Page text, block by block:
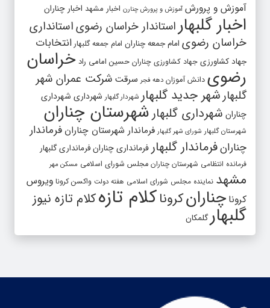
آموزش و پرورش آموزش و پرورش چنارن اخبار مشهد اخبار چناران
اخبار گلبهار استاندار خراسان رضویاستانداری
خراسان رضوی امام جمعه چناران امام جمعه گلبهار انتخابات
جهاد کشاورزی جهاد کشاورزی چناران حسین امامی راد خراسان
رضوی دانش آموزان دهه فجر سرقت شرکت عمران شهر
گلبهار شهر جدید گلبهار شهردار گلبهار شهرداری شهرداری
چناران شهرداری گلبهار شهرستان چناران
شهرستان گلبهار شورای شهر گلبهار فرماندار شهرستان چناران فرماندار
چنارانفرماندار گلبهار فرمانداری چنارانفرمانداری گلبهار
فرمانده انتظامی شهرستان چناران مجلس شورای اسلامی مسکن مهر
مشهد نماینده مجلس شورای اسلامی هفته دولت واکسن کرونا ویروس
کرونا چنارانکروناکلام تازهکلام تازه نیوز
گلبهار گلمکان